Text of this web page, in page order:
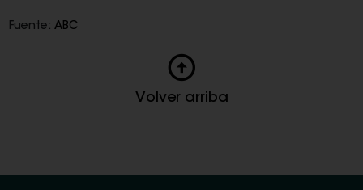
Fuente: ABC
Volver arriba